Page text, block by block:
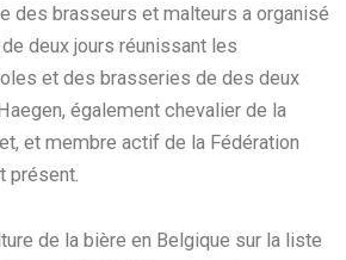
des brasseurs et malteurs a organisé
deux jours réunissant les
et des brasseries de des deux
également chevalier de la
et membre actif de la Fédération
présent.
de la bière en Belgique sur la liste